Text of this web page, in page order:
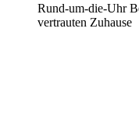
Rund-um-die-Uhr
vertrauten Zuhause